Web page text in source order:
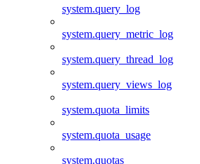
system.query_log
system.query_metric_log
system.query_thread_log
system.query_views_log
system.quota_limits
system.quota_usage
system.quotas